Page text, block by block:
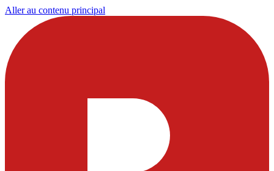
Aller au contenu principal